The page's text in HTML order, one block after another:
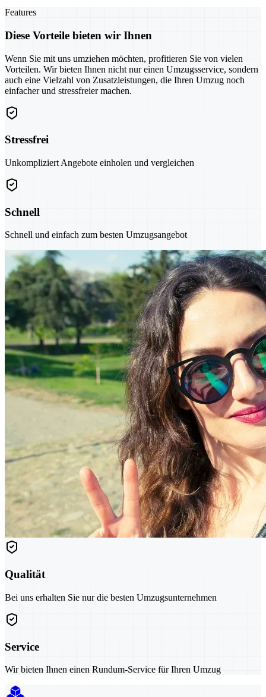
Features
Diese Vorteile bieten wir Ihnen
Wenn Sie mit uns umziehen möchten, profitieren Sie von vielen
Vorteilen. Wir bieten Ihnen nicht nur einen Umzugsservice, sondern
auch eine Vielzahl von Zusatzleistungen, die Ihren Umzug noch
einfacher und stressfreier machen.
Stressfrei
Unkompliziert Angebote einholen und vergleichen
Schnell
Schnell und einfach zum besten Umzugsangebot
Qualität
Bei uns erhalten Sie nur die besten Umzugsunternehmen
Service
Wir bieten Ihnen einen Rundum-Service für Ihren Umzug